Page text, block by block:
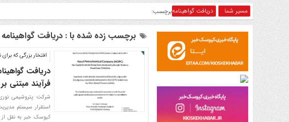
مسیر شما برچسب:دریافت گواهینامه
برچسب زده شده با : دریافت گواهینامه
افتخار بزرگی که
دریافت
فرآیند
شرکت پتروشیمی
استقرار سیستم
کیوسک خبر به نقل